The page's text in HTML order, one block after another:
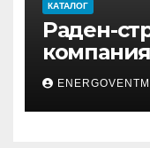
КАТАЛОГ
Раден-
компания